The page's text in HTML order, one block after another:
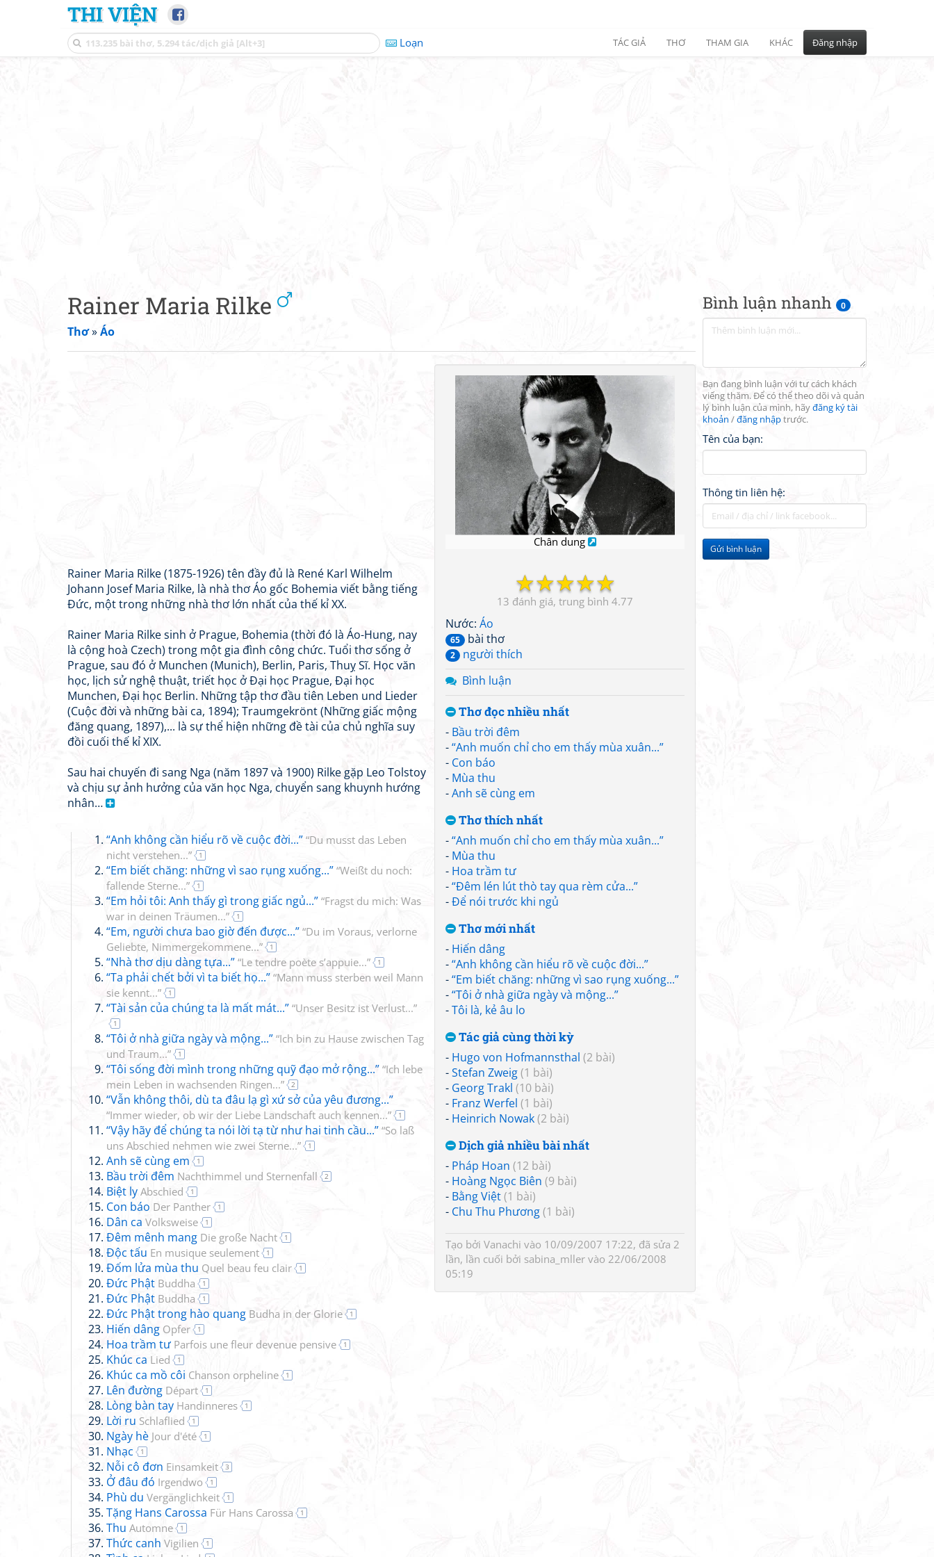
THI VIỆN
Loạn TÁC GIẢ THƠ THAM GIA KHÁC Đăng nhập
Bình luận nhanh 0
Bạn đang bình luận với tư cách khách
viếng thăm. Để có thể theo dõi và quản
lý bình luận của mình, hãyđăng ký tài
khoản /đăng nhậptrước.
Tên của bạn:
Thông tin liên hệ:
Gửi bình luận
Rainer Maria Rilke
Thơ»Áo
Chân dung
☆
☆
☆
☆
☆
13 4.77
Nước: Áo
65 bài thơ
2
người thích
Bình luận
Thơ đọc nhiều nhất
- Bầu trời đêm
-“Anh muốn chỉ cho em thấy mùa xuân...”
- Con báo
- Mùa thu
-Anh sẽ cùng em
Thơ thích nhất
-“Anh muốn chỉ cho em thấy mùa xuân...”
- Mùa thu
- Hoa trầm tư
-“Đêm lén lút thò tay qua rèm cửa...”
-Để nói trước khi ngủ
Thơ mới nhất
- Hiến dâng
-“Anh không cần hiểu rõ về cuộc đời...”
-“Em biết chăng: những vì sao rụng xuống...”
-“Tôi ở nhà giữa ngày và mộng...”
-Tôi là, kẻ âu lo
Tác giả cùng thời kỳ
- Hugo von Hofmannsthal (2 bài)
-Stefan Zweig(1 bài)
- Georg Trakl (10 bài)
- Franz Werfel (1 bài)
- Heinrich Nowak(2 bài)
Dịch giả nhiều bài nhất
- Pháp Hoan (12 bài)
- Hoàng Ngọc Biên (9 bài)
- Bằng Việt(1 bài)
- Chu Thu Phương(1 bài)
Tạo bởi Vanachi vào 10/09/2007 17:22, đã sửa 2
lần, lần cuối bởi sabina_mller vào 22/06/2008
05:19
Rainer Maria Rilke (1875-1926) tên đầy đủ là René Karl Wilhelm
Johann Josef Maria Rilke, là nhà thơ Áo gốc Bohemia viết bằng tiếng
Đức, một trong những nhà thơ lớn nhất của thế kỉ XX.
Rainer Maria Rilke sinh ở Prague, Bohemia (thời đó là Áo-Hung, nay
là cộng hoà Czech) trong một gia đình công chức. Tuổi thơ sống ở
Prague, sau đó ở Munchen (Munich), Berlin, Paris, Thuỵ Sĩ. Học văn
học, lịch sử nghệ thuật, triết học ở Đại học Prague, Đại học
Munchen, Đại học Berlin. Những tập thơ đầu tiên Leben und Lieder
(Cuộc đời và những bài ca, 1894); Traumgekrönt (Những giấc mộng
đăng quang, 1897),... là sự thể hiện những đề tài của chủ nghĩa suy
đồi cuối thế kỉ XIX.
Sau hai chuyến đi sang Nga (năm 1897 và 1900) Rilke gặp Leo Tolstoy
và chịu sự ảnh hưởng của văn học Nga, chuyển sang khuynh hướng
nhân…
“Anh không cần hiểu rõ về cuộc đời...” “Du musst das Leben
nicht verstehen...”
1
“Em biết chăng: những vì sao rụng xuống...” “Weißt du noch:
fallende Sterne...”
1
“Em hỏi tôi: Anh thấy gì trong giấc ngủ...” “Fragst du mich: Was
war in deinen Träumen...”
1
“Em, người chưa bao giờ đến được...” “Du im Voraus, verlorne
Geliebte, Nimmergekommene...”
1
“Nhà thơ dịu dàng tựa...” “Le tendre poète s’appuie...” 1
“Ta phải chết bởi vì ta biết họ...” “Mann muss sterben weil Mann
sie kennt...”
1
“Tài sản của chúng ta là mất mát...” “Unser Besitz ist Verlust...”
1
“Tôi ở nhà giữa ngày và mộng...” “Ich bin zu Hause zwischen Tag
und Traum...”
1
“Tôi sống đời mình trong những quỹ đạo mở rộng...” “Ich lebe
mein Leben in wachsenden Ringen...”
2
“Vẫn không thôi, dù ta đâu lạ gì xứ sở của yêu đương...”
“Immer wieder, ob wir der Liebe Landschaft auch kennen...” 1
“Vậy hãy để chúng ta nói lời tạ từ như hai tinh cầu...” “So laß
uns Abschied nehmen wie zwei Sterne...”
1
Anh sẽ cùng em 1
Bầu trời đêm Nachthimmel und Sternenfall 2
Biệt ly Abschied 1
Con báo Der Panther 1
Dân ca Volksweise 1
Đêm mênh mang Die große Nacht 1
Độc tấu En musique seulement 1
Đốm lửa mùa thu Quel beau feu clair 1
Đức Phật Buddha 1
Đức Phật Buddha 1
Đức Phật trong hào quang Budha in der Glorie 1
Hiến dâng Opfer 1
Hoa trầm tư Parfois une fleur devenue pensive 1
Khúc ca Lied 1
Khúc ca mồ côi Chanson orpheline 1
Lên đường Départ 1
Lòng bàn tay Handinneres 1
Lời ru Schlaflied 1
Ngày hè Jour d'été 1
Nhạc 1
Nỗi cô đơn Einsamkeit 3
Ở đâu đó Irgendwo 1
Phù du Vergänglichkeit 1
Tặng Hans Carossa Für Hans Carossa 1
Thu Automne 1
Thức canh Vigilien 1